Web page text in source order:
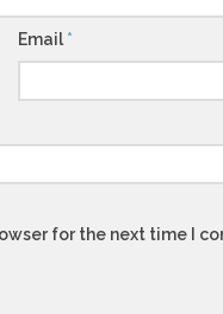
Email*
for the next time I